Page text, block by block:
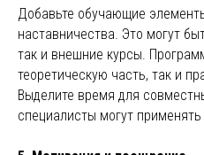
Добавьте обучающие
наставничества. Это могут
так и внешние курсы.
теоретическую часть, так и
Выделите время для
специалисты могут